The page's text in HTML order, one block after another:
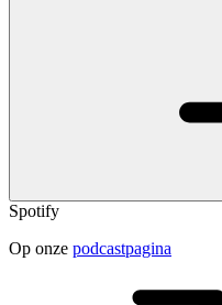
Spotify
Op onze podcastpagina